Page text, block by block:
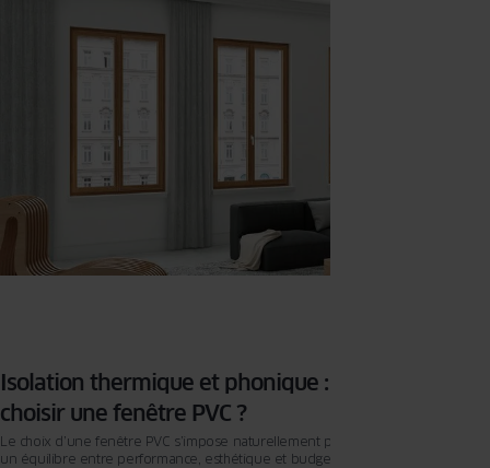
cachent des choix techniques essentiels. Une fenêtre ne se limite pas à un
profil sombre ou à un grand vitrage : elle protège du froid, isole du bruit et
s’adapte à la vie quotidienne dans nos climats. Miser sur une menuiserie PVC
Isolation thermique et phonique : pourquoi
choisir une fenêtre PVC ?
Le choix d’une fenêtre PVC s’impose naturellement pour ceux qui recherchent
un équilibre entre performance, esthétique et budget. Le rapport qualité/prix